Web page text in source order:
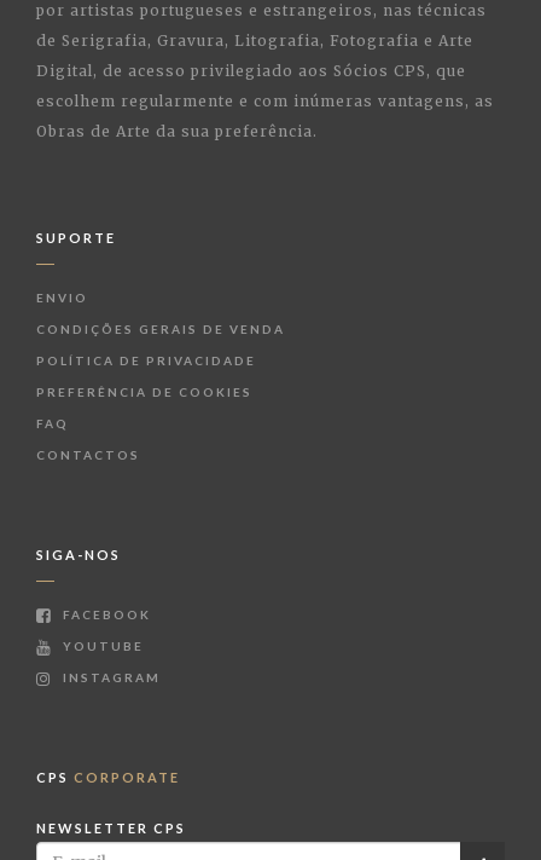
por artistas portugueses e estrangeiros, nas técnicas
de Serigrafia, Gravura, Litografia, Fotografia e Arte
Digital, de acesso privilegiado aos Sócios CPS, que
escolhem regularmente e com inúmeras vantagens, as
Obras de Arte da sua preferência.
SUPORTE
ENVIO
CONDIÇÕES GERAIS DE VENDA
POLÍTICA DE PRIVACIDADE
PREFERÊNCIA DE COOKIES
FAQ
CONTACTOS
SIGA-NOS
FACEBOOK
YOUTUBE
INSTAGRAM
CPS CORPORATE
NEWSLETTER CPS